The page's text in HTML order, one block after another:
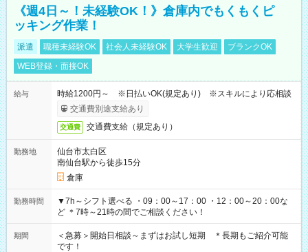
《週4日～！未経験OK！》倉庫内でもくもくピ
ッキング作業！
派遣 職種未経験OK 社会人未経験OK 大学生歓迎
ブランクOK
WEB登録・面接OK
給与
時給1200円～ ※日払いOK(規定あり) ※スキルにより応相談
交通費別途支給あり
交通費 交通費支給（規定あり）
勤務地
仙台市太白区
南仙台駅から徒歩15分
倉庫
勤務時間
▼7h～シフト選べる ・09：00～17：00 ・12：00～20：00な
ど ＊7時～21時の間でご相談ください！
期間
＜急募＞開始日相談～まずはお試し短期 ＊長期もご紹介可能
です！